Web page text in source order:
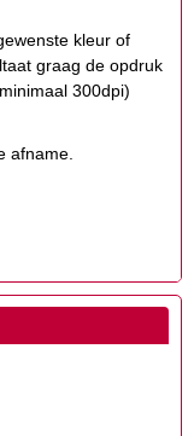
kleur of
graag de opdruk
300dpi)
afname.